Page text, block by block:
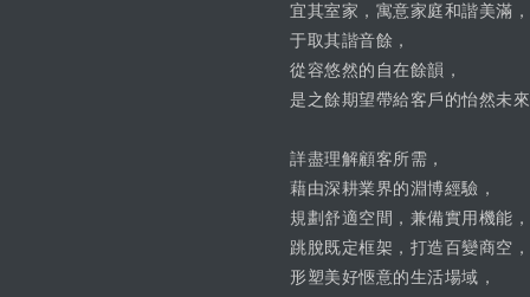
宜其室家，寓意家庭和諧美滿，
于取其諧音餘，
從容悠然的自在餘韻，
是之餘期望帶給客戶的怡然未
詳盡理解顧客所需，
藉由深耕業界的淵博經驗，
規劃舒適空間，兼備實用機能，
跳脫既定框架，打造百變商空，
形塑美好愜意的生活場域，